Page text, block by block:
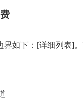
界如下：[详细列表]